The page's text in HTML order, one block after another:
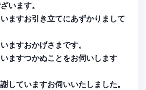
います。
ますお引き立てにあずかりまして
ますおかげさまです。
ますつかぬことをお伺いします
していますお伺いいたしました。